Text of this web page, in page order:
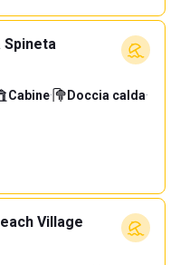
Spineta
Cabine· Doccia calda·
Village